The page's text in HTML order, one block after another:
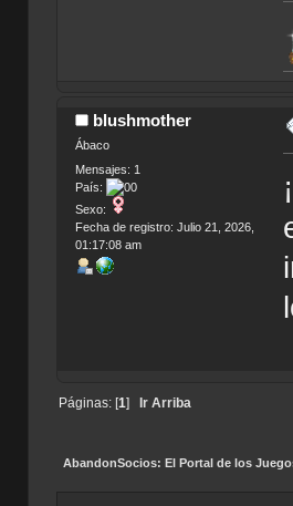
blushmother
Ábaco
Mensajes: 1
País:
Sexo:
Fecha de registro: Julio 21, 2026,
01:17:08 am
Páginas: [1] Ir Arriba
AbandonSocios: El Portal de los